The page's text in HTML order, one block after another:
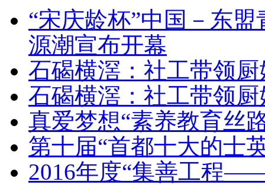
“宋庆龄杯”中国－东
源潮宣布开幕
石碣横滘：社工带领
石碣横滘：社工带领
真爱梦想“素养教育丝
第十届“首都十大的士
2016年度“集善工程